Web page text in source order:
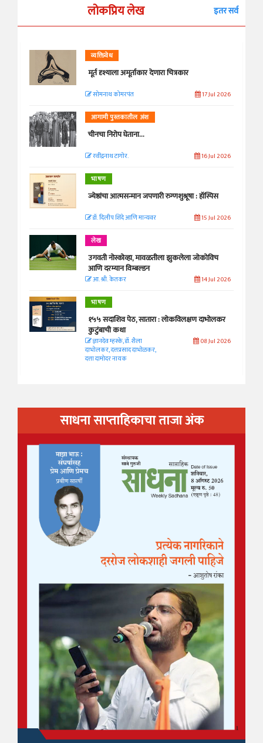
लोकप्रिय लेख इतर सर्व
व्यक्तिवेध
मूर्त दृश्याला अमूर्ताकार देणारा चित्रकार
सोमनाथ कोमरपंत 17 Jul 2026
आगामी पुस्तकातील अंश
चीनचा निरोप घेताना...
रवींद्रनाथ टागोर. 16 Jul 2026
भाषण
ज्येष्ठांचा आत्मसन्मान जपणारी रुग्णशुश्रूषा : हॉस्पिस
डॉ. दिलीप शिंदे आणि मान्यवर 15 Jul 2026
लेख
उगवती नोस्कोव्हा, मावळतीला झुकलेला जोकोविच
आणि दरम्यान विम्बल्डन
आ. श्री. केतकर 14 Jul 2026
भाषण
१५५ सदाशिव पेठ, सातारा : लोकविलक्षण दाभोलकर
कुटुंबाची कथा
ज्ञानदेव म्हस्के, डॉ. शैला
दाभोलकर, दत्तप्रसाद दाभोळकर,
दत्ता दामोदर नायक
08 Jul 2026
साधना साप्ताहिकाचा ताजा अंक